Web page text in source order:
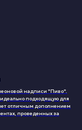
надписи "Пиво".
подходящую для
отличным дополнением
проведенных за